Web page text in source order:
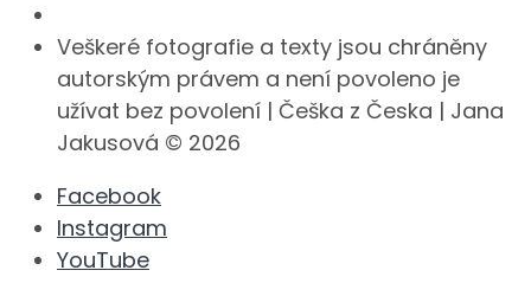
Veškeré fotografie a texty jsou chráněny
autorským právem a není povoleno je
užívat bez povolení | Češka z Česka | Jana
Jakusová © 2026
Facebook
Instagram
YouTube